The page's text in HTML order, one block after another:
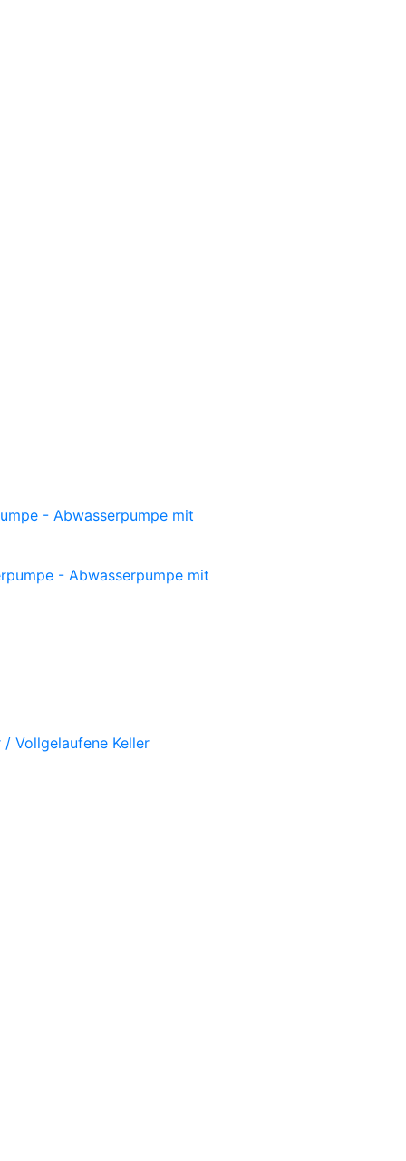
- Abwasserpumpe mit
- Abwasserpumpe mit
Vollgelaufene Keller